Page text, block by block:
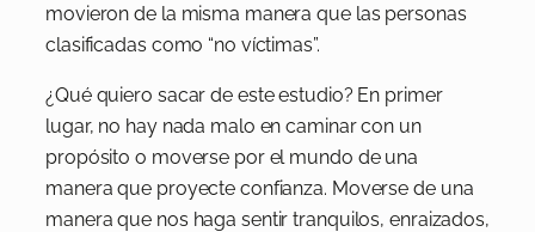
movieron de la misma manera que las personas
clasificadas como “no víctimas”.
¿Qué quiero sacar de este estudio? En primer
lugar, no hay nada malo en caminar con un
propósito o moverse por el mundo de una
manera que proyecte confianza. Moverse de una
manera que nos haga sentir tranquilos, enraizados,